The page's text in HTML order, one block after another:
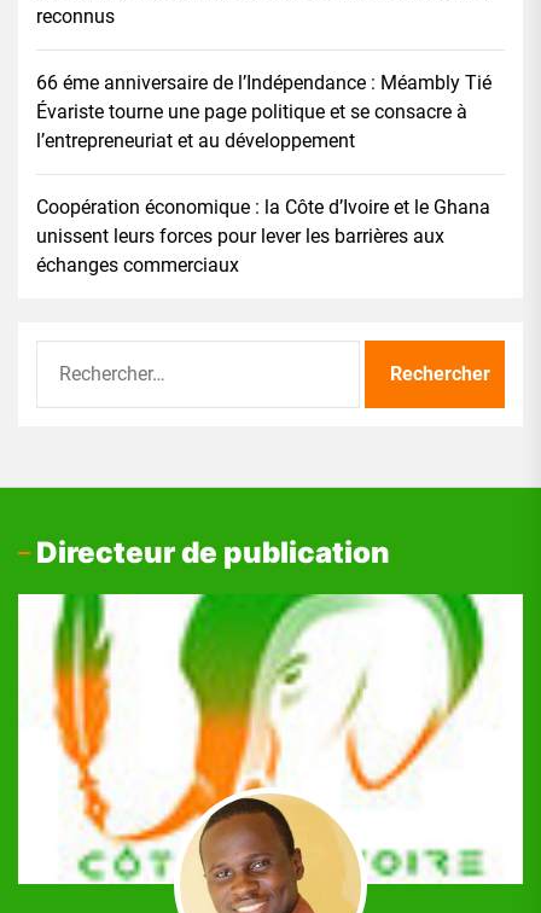
reconnus
66 éme anniversaire de l’Indépendance : Méambly Tié
Évariste tourne une page politique et se consacre à
l’entrepreneuriat et au développement
Coopération économique : la Côte d’Ivoire et le Ghana
unissent leurs forces pour lever les barrières aux
échanges commerciaux
Directeur de publication